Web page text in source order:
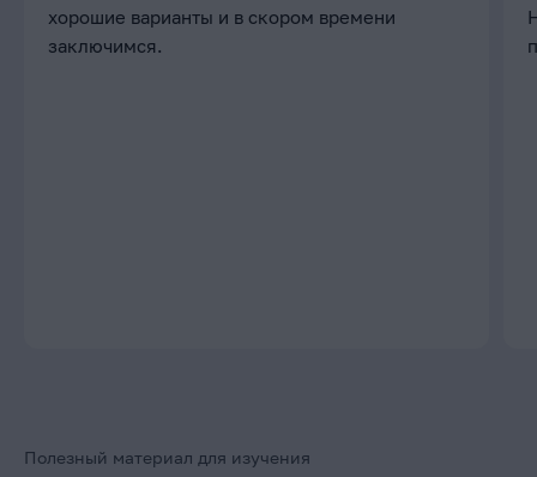
хорошие варианты и в скором времени
заключимся.
Полезный материал для изучения